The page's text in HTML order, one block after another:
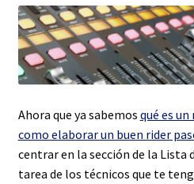
Ahora que ya sabemos qué es un
como elaborar un buen rider
centrar en la sección de la Lista
tarea de los técnicos que te